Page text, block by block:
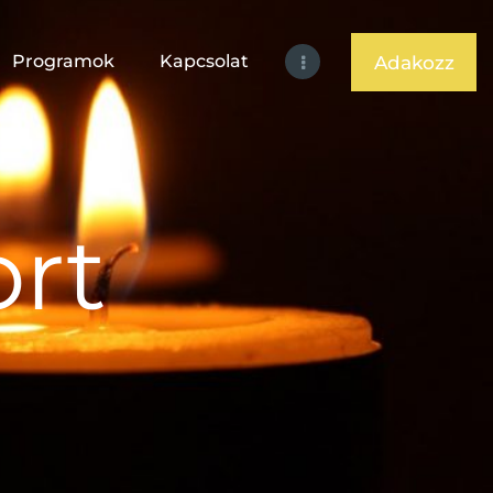
Programok Kapcsolat Adakozz